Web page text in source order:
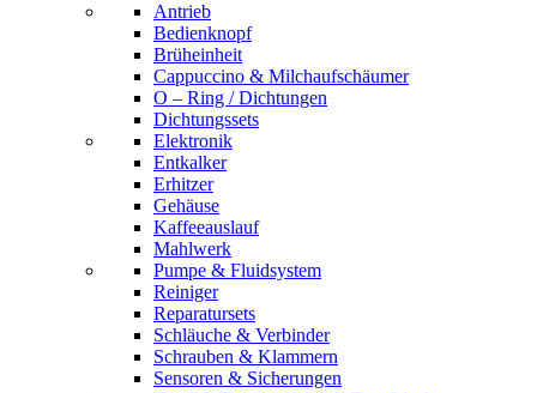
Antrieb
Bedienknopf
Brüheinheit
Cappuccino & Milchaufschäumer
O – Ring / Dichtungen
Dichtungssets
Elektronik
Entkalker
Erhitzer
Gehäuse
Kaffeeauslauf
Mahlwerk
Pumpe & Fluidsystem
Reiniger
Reparatursets
Schläuche & Verbinder
Schrauben & Klammern
Sensoren & Sicherungen